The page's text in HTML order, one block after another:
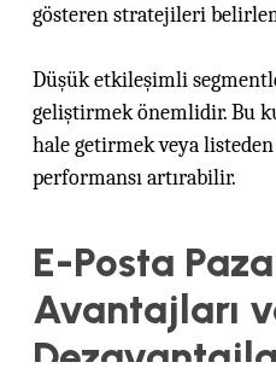
gösteren stratejileri
Düşük etkileşimli
geliştirmek önemlidir. Bu
hale getirmek veya
performansı artırabilir.
E-Posta
Avantajları